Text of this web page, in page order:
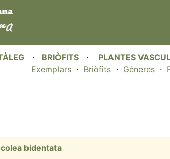
· BRIÒFITS · PLANTES
Exemplars· Briòfits· Gèneres·
bidentata